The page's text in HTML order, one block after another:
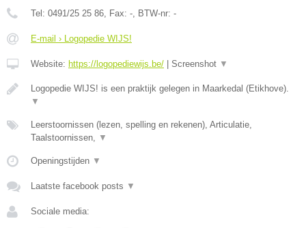
Tel: 0491/25 25 86, Fax: -, BTW-nr: -
E-mail › Logopedie WIJS!
Website: https://logopediewijs.be/ Screenshot ▼
Logopedie WIJS! is een praktijk gelegen in Maarkedal (Etikhove).
▼
Leerstoornissen (lezen, spelling en rekenen), Articulatie,
Taalstoornissen, ▼
Openingstijden ▼
Laatste facebook posts ▼
Sociale media: